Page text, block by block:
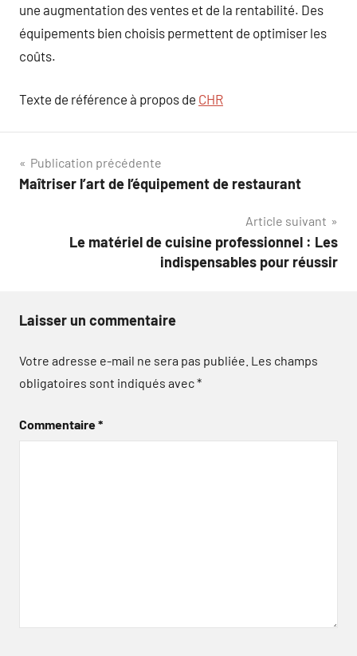
une augmentation des ventes et de la rentabilité. Des
équipements bien choisis permettent de optimiser les
coûts.
Texte de référence à propos de CHR
Navigation
de
Publication précédente
Maîtriser l’art de l’équipement de restaurant
Article suivant
Le matériel de cuisine professionnel : Les
indispensables pour réussir
Laisser un commentaire
Votre adresse e-mail ne sera pas publiée. Les champs
obligatoires sont indiqués avec*
Commentaire*